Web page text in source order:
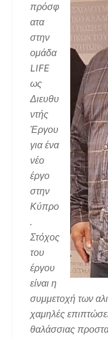
πρόσφ
ατα
στην
ομάδα
LIFE
ως
Διευθυ
ντής
Έργου
για ένα
νέο
έργο
στην
Κύπρο
.
Στόχος
του
έργου
είναι η
συμμετοχή των
χαμηλές
θαλάσσιας